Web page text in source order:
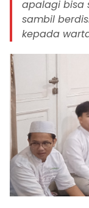
apalagi bisa
sambil
kepada